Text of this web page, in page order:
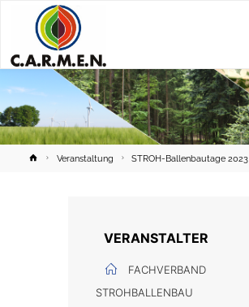
HomeVeranstaltung STROH-Ballenbautage 2023
VERANSTALTER
FACHVERBAND
STROHBALLENBAU